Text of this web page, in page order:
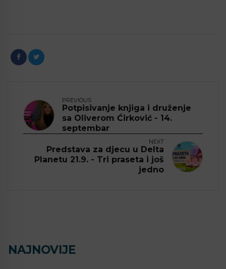
PREVIOUS
Potpisivanje knjiga i druženje
sa Oliverom Ćirković - 14.
septembar
NEXT
Predstava za djecu u Delta
Planetu 21.9. - Tri praseta i još
jedno
NAJNOVIJE